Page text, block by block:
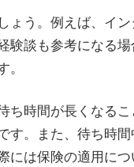
う。例えば、イ
験談も参考になる
時間が長くなる
。また、待ち時
は保険の適用につ